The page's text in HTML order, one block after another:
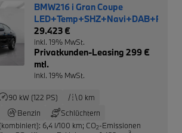
BMW216 i Gran Coupe
LED+Temp+SHZ+Navi+DAB+RFK
29.423 €
inkl. 19% MwSt.
Privatkunden-Leasing 299 €
mtl.
inkl. 19% MwSt.
90 kW (122 PS)
0 km
Benzin
Schlüchtern
6,4 l/100 km; CO2-Emissionen